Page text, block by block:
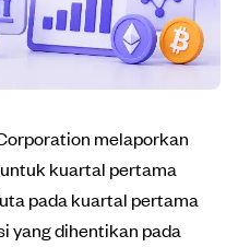
melaporkan
kuartal pertama
pada kuartal pertama
yang dihentikan pada